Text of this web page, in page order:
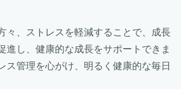
々、ストレスを軽減することで、成長
進し、健康的な成長をサポートできま
ス管理を心がけ、明るく健康的な毎日